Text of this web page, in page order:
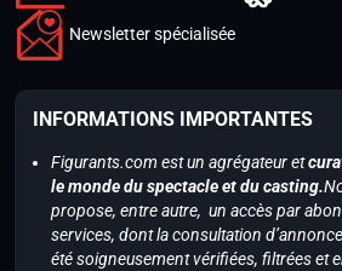
Newsletter spécialisée
INFORMATIONS IMPORTANTES
Figurants.com est un agrégateur et
le monde du spectacle et du casting.
propose, entre autre, un accès par
services, dont la consultation
été soigneusement vérifiées, filtrées et